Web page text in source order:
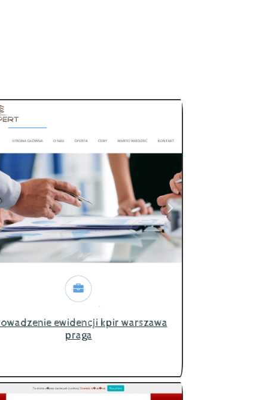
ewidencji kpir warszawa
praga